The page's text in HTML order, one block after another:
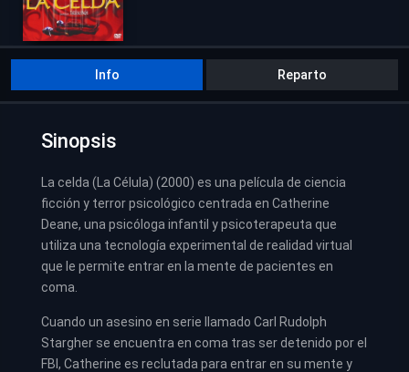
Info Reparto
Sinopsis
La celda (La Célula) (2000) es una película de ciencia
ficción y terror psicológico centrada en Catherine
Deane, una psicóloga infantil y psicoterapeuta que
utiliza una tecnología experimental de realidad virtual
que le permite entrar en la mente de pacientes en
coma.
Cuando un asesino en serie llamado Carl Rudolph
Stargher se encuentra en coma tras ser detenido por el
FBI, Catherine es reclutada para entrar en su mente y